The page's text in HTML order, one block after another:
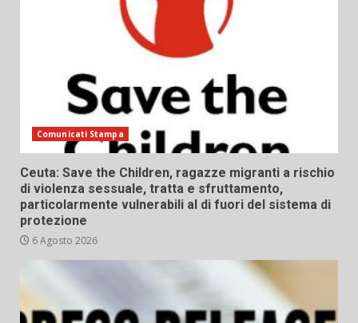
Comunicati Stampa
Ceuta: Save the Children, ragazze migranti a rischio
di violenza sessuale, tratta e sfruttamento,
particolarmente vulnerabili al di fuori del sistema di
protezione
6 Agosto 2026